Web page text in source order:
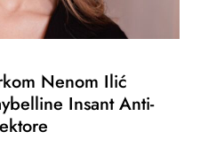
Nenom Ilić
Insant Anti-